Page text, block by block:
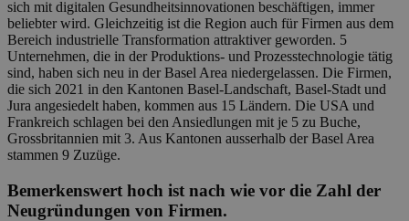
sich mit digitalen Gesundheitsinnovationen beschäftigen, immer
beliebter wird. Gleichzeitig ist die Region auch für Firmen aus dem
Bereich industrielle Transformation attraktiver geworden. 5
Unternehmen, die in der Produktions- und Prozesstechnologie tätig
sind, haben sich neu in der Basel Area niedergelassen. Die Firmen,
die sich 2021 in den Kantonen Basel-Landschaft, Basel-Stadt und
Jura angesiedelt haben, kommen aus 15 Ländern. Die USA und
Frankreich schlagen bei den Ansiedlungen mit je 5 zu Buche,
Grossbritannien mit 3. Aus Kantonen ausserhalb der Basel Area
stammen 9 Zuzüge.
Bemerkenswert hoch ist nach wie vor die Zahl der
Neugründungen von Firmen.